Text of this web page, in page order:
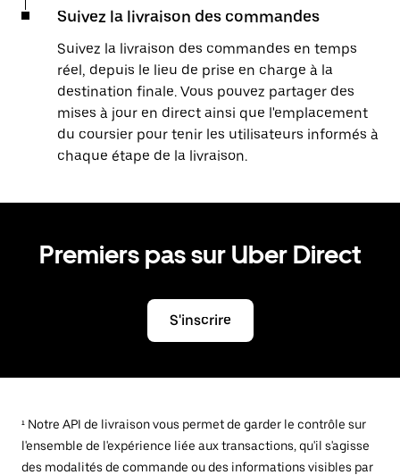
Suivez la livraison des commandes
Suivez la livraison des commandes en temps
réel, depuis le lieu de prise en charge à la
destination finale. Vous pouvez partager des
mises à jour en direct ainsi que l'emplacement
du coursier pour tenir les utilisateurs informés à
chaque étape de la livraison.
Premiers pas sur Uber Direct
S'inscrire
¹ Notre API de livraison vous permet de garder le contrôle sur
l'ensemble de l'expérience liée aux transactions, qu'il s'agisse
des modalités de commande ou des informations visibles par